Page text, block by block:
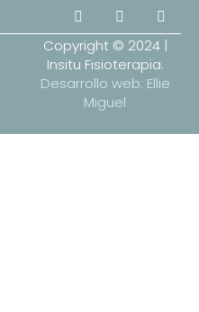
Copyright © 2024 |
Insitu Fisioterapia.
Desarrollo web: Ellie
Miguel